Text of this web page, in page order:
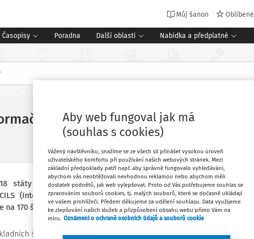
Můj šanon Oblíbené
Časopisy Poradna Další oblasti Nabídka a předplatné
gramotnosti – ICILS
státy zapojena do Mezinárodního šetření
(International Computer and Information
na 170 školách uskuteční hlavní sběr dat.
škol (a odpovídajících ročníků víceletých
Oblíbené
Stáhnout
Aby web fungoval jak má
(souhlas s cookies)
Vážený návštěvníku, snažíme se ze všech sil přinášet vysokou úroveň
uživatelského komfortu při používání našich webových stránek. Mezi
základní předpoklady patří např. aby správně fungovalo vyhledávání,
abychom vás neobtěžovali nevhodnou reklamou nebo abychom měli
dostatek podnětů, jak web vylepšovat. Proto od Vás potřebujeme souhlas se
zpracováním souborů cookies, tj. malých souborů, které se dočasně ukládají
ve vašem prohlížeči. Předem děkujeme za udělení souhlasu. Data využijeme
ke zlepšování našich služeb a přizpůsobení obsahu webu přímo Vám na
míru. Oznámení o ochraně osobních údajů a souborů cookie